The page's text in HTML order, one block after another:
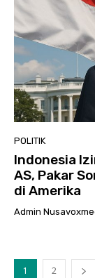
POLITIK
Indonesia
AS, Pakar
di Amerika
Admin
1 2